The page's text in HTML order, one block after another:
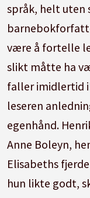
språk, helt uten
være å fortelle
slikt måtte ha
faller imidlertid
leseren
egenhånd.
Anne Boleyn,
Elisabeths
hun likte godt,